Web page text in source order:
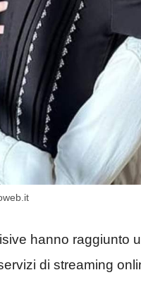
hanno raggiunto
di streaming